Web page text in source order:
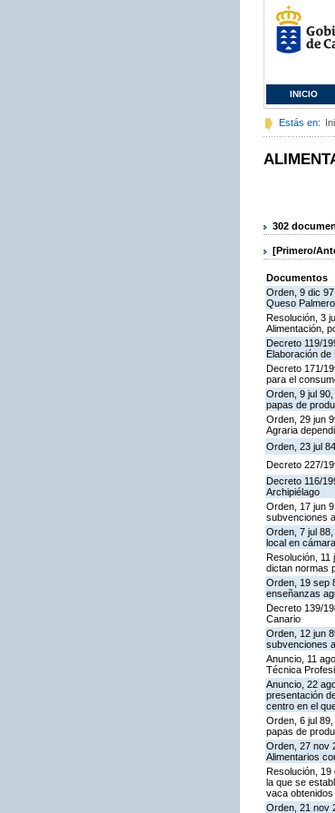
INICIO
Estás en:
302
[Primero/
Documentos
Orden, 9 dic
Queso Palmero
Resolución, 3
Alimentación,
Decreto 119/
Elaboración
Decreto 171/
para el
Orden, 9 jul
papas de
Orden, 29 jun
Agraria
Orden, 23 jul
Decreto 227/
Decreto 116/
Archipiélago
Orden, 17 jun
subvenciones
Orden, 7 jul
local en
Resolución,
dictan normas
Orden, 19 sep
enseñanzas
Decreto 139/
Canario
Orden, 12 jun
subvenciones
Anuncio, 11
Técnica
Anuncio, 22
presentación
centro en el
Orden, 6 jul
papas de
Orden, 27 nov
Alimentarios
Resolución,
la que se
vaca obtenidos
Orden, 21 nov